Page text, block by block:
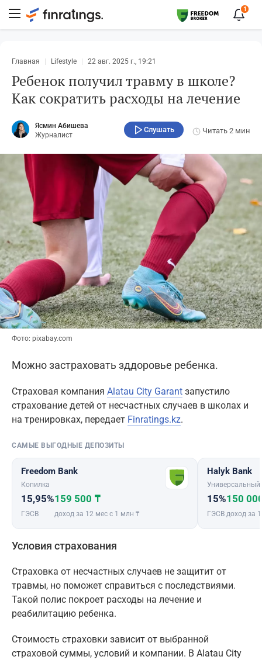
1
Главная Lifestyle 22 авг. 2025 г., 19:21
Ребенок получил травму в школе?
Как сократить расходы на лечение
Ясмин Абишева
Журналист
Слушать Читать 2 мин
Фото: pixabay.com
Можно застраховать зддоровье ребенка.
Страховая компания Alatau City Garant запустило
страхование детей от несчастных случаев в школах и
на тренировках, передает Finratings.kz.
САМЫЕ ВЫГОДНЫЕ ДЕПОЗИТЫ
Freedom Bank
Копилка
15,95%
ГЭСВ
159 500 ₸
доход за 12 мес с 1 млн ₸
Halyk Bank
Универсальный
15%
ГЭСВ
150
доход за
Условия страхования
Страховка от несчастных случаев не защитит от
травмы, но поможет справиться с последствиями.
Такой полис покроет расходы на лечение и
реабилитацию ребенка.
Стоимость страховки зависит от выбранной
страховой суммы, условий и компании. В Alatau City